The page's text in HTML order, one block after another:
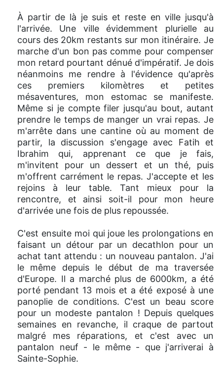
À partir de là je suis et reste en ville jusqu'à
l'arrivée. Une ville évidemment plurielle au
cours des 20km restants sur mon itinéraire. Je
marche d'un bon pas comme pour compenser
mon retard pourtant dénué d'impératif. Je dois
néanmoins me rendre à l'évidence qu'après
ces premiers kilomètres et petites
mésaventures, mon estomac se manifeste.
Même si je compte filer jusqu'au bout, autant
prendre le temps de manger un vrai repas. Je
m'arrête dans une cantine où au moment de
partir, la discussion s'engage avec Fatih et
Ibrahim qui, apprenant ce que je fais,
m'invitent pour un dessert et un thé, puis
m'offrent carrément le repas. J'accepte et les
rejoins à leur table. Tant mieux pour la
rencontre, et ainsi soit-il pour mon heure
d'arrivée une fois de plus repoussée.
C'est ensuite moi qui joue les prolongations en
faisant un détour par un decathlon pour un
achat tant attendu : un nouveau pantalon. J'ai
le même depuis le début de ma traversée
d'Europe. Il a marché plus de 6000km, a été
porté pendant 13 mois et a été exposé à une
panoplie de conditions. C'est un beau score
pour un modeste pantalon ! Depuis quelques
semaines en revanche, il craque de partout
malgré mes réparations, et c'est avec un
pantalon neuf - le même - que j'arriverai à
Sainte-Sophie.